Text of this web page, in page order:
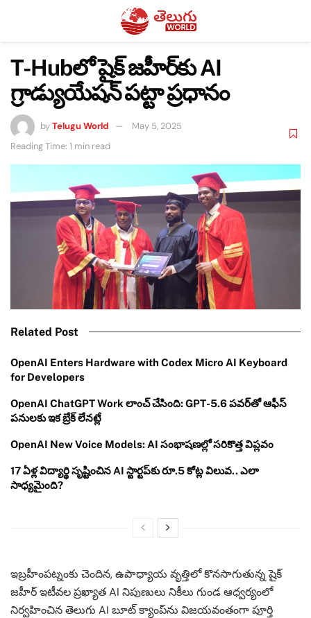
T-Hubలో షైక్ జహీర్‌కు AI
గ్రాడ్యుయేషన్ పట్టా ప్రధానం
byTelugu World
May 5, 2025
Reading Time: 1 min read
Related Post
OpenAI Enters Hardware with Codex Micro AI Keyboard
for Developers
OpenAI ChatGPT Work లాంచ్ చేసింది: GPT-5.6 పవర్‌తో ఆఫీస్
పనులకు ఇక బ్రేక్ లేనట్లే
OpenAI New Voice Models: AI సంభాషణల్లో సరికొత్త విప్లవం
17 ఏళ్ల విద్యార్థి సృష్టించిన AI స్టార్టప్‌కు రూ.5 కోట్ల విలువ.. ఎలా
సాధ్యమైంది?
ఇబ్రహీంపట్నంకు చెందిన, ఉపాధ్యాయ వృత్తిలో కొనసాగుతున్న షైక్
జహీర్ ఇటీవల ప్రఖ్యాత AI నిపుణులు నికీలు గుండ ఆధ్వర్యంలో
నిర్వహించిన తెలుగు AI బూట్ క్యాంప్‌ను విజయవంతంగా పూర్తి